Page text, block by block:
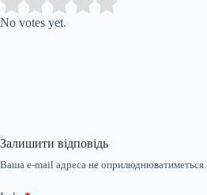
Rate this item:
No votes yet.
Залишити відповідь
Ваша e-mail адреса не оприлюднюватиметься.